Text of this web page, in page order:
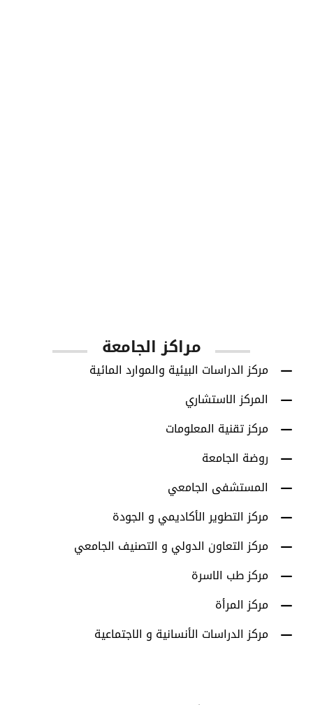
مراكز الجامعة
مركز الدراسات البيئية والموارد المائية
المركز الاستشاري
مركز تقنية المعلومات
روضة الجامعة
المستشفى الجامعي
مركز التطوير الأكاديمي و الجودة
مركز التعاون الدولي و التصنيف الجامعي
مركز طب الاسرة
مركز المرأة
مركز الدراسات الأنسانية و الاجتماعية